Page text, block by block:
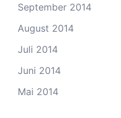
September 2014
August 2014
Juli 2014
Juni 2014
Mai 2014